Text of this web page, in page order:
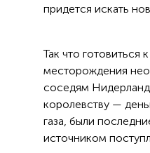
придется искать
Так что готовиться
месторождения
соседям
королевству —
газа, были
источником